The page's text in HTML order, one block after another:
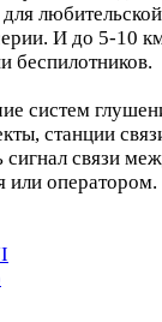
И до 5-10
беспилотников.
систем
станции
сигнал связи
или оператором.